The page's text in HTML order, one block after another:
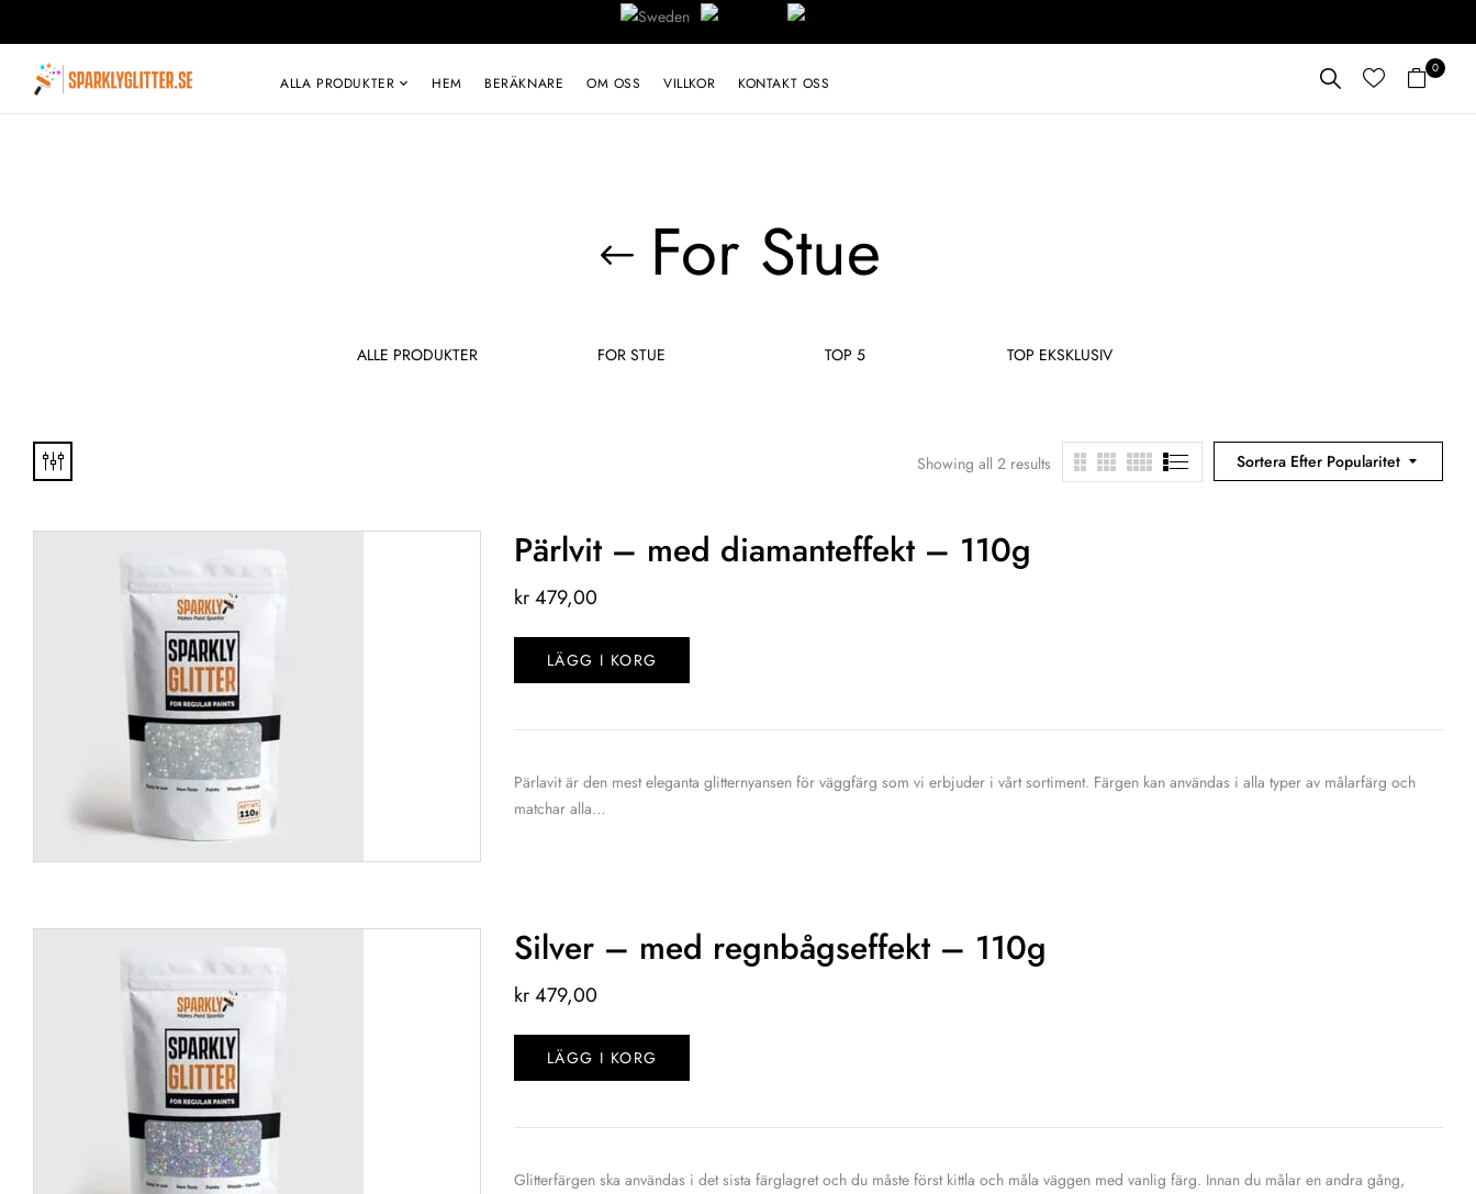
ALLA PRODUKTER HEM BERÄKNARE OM OSS VILLKOR KONTAKT OSS
0
For Stue
ALLE PRODUKTER FOR STUE TOP 5 TOP EKSKLUSIV
Sortera Efter Popularitet
Showing all 2 results
Pärlvit – med diamanteffekt – 110g
kr479,00
LÄGG I KORG
Pärlavit är den mest eleganta glitternyansen för väggfärg som vi erbjuder i vårt sortiment. Färgen kan användas i alla typer av målarfärg och
matchar alla…
Silver – med regnbågseffekt – 110g
kr479,00
LÄGG I KORG
Glitterfärgen ska användas i det sista färglagret och du måste först kittla och måla väggen med vanlig färg. Innan du målar en andra gång,